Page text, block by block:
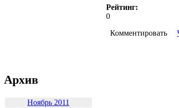
Рейтинг:
0
Комментировать
Архив
Ноябрь 2011